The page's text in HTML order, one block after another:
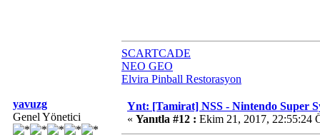
SCARTCADE
NEO GEO
Elvira Pinball Restorasyon
yavuzg
Genel Yönetici
Ynt: [Tamirat] NSS - Nintendo Super
« Yanıtla #12 : Ekim 21, 2017, 22:55:24